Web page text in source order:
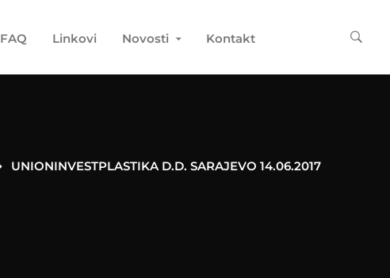
FAQ Linkovi Novosti Kontakt
UNIONINVESTPLASTIKA D.D. SARAJEVO 14.06.2017